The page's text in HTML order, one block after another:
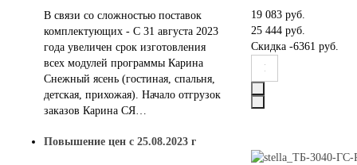
19 083 руб.
25 444 руб.
Скидка -6361 руб.
В связи со сложностью поставок
комплектующих - С 31 августа 2023
года увеличен срок изготовления
всех модулей программы Карина
Снежный ясень (гостиная, спальня,
детская, прихожая). Начало отгрузок
заказов Карина СЯ…
Повышение цен с 25.08.2023 г